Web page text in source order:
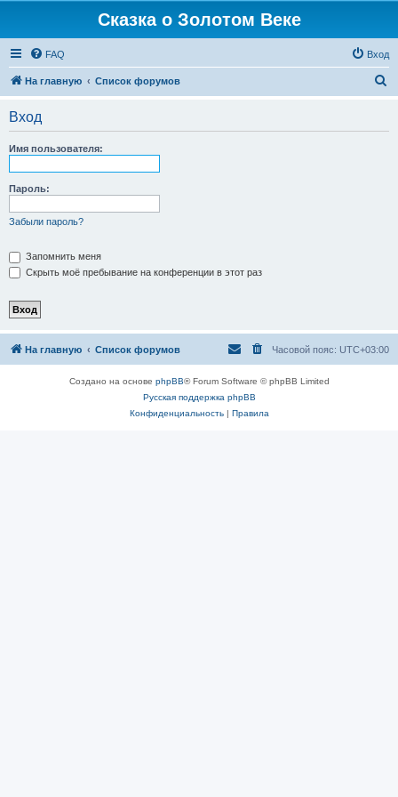
Сказка о Золотом Веке
FAQ Вход
На главную Список форумов
Вход
Имя пользователя:
Пароль:
Забыли пароль?
Запомнить меня
Скрыть моё пребывание на конференции в этот раз
На главную Список форумов Часовой пояс: UTC+03:00
Создано на основе phpBB® Forum Software © phpBB Limited
Русская поддержка phpBB
Конфиденциальность| Правила